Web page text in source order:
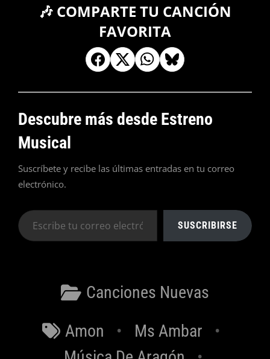
🎶 COMPARTE TU CANCIÓN
FAVORITA
Descubre más desde Estreno
Musical
Suscríbete y recibe las últimas entradas en tu correo
electrónico.
Escribe
tu
SUSCRIBIRSE
Categorías
Canciones Nuevas
Etiquetas
Amon
Ms Ambar